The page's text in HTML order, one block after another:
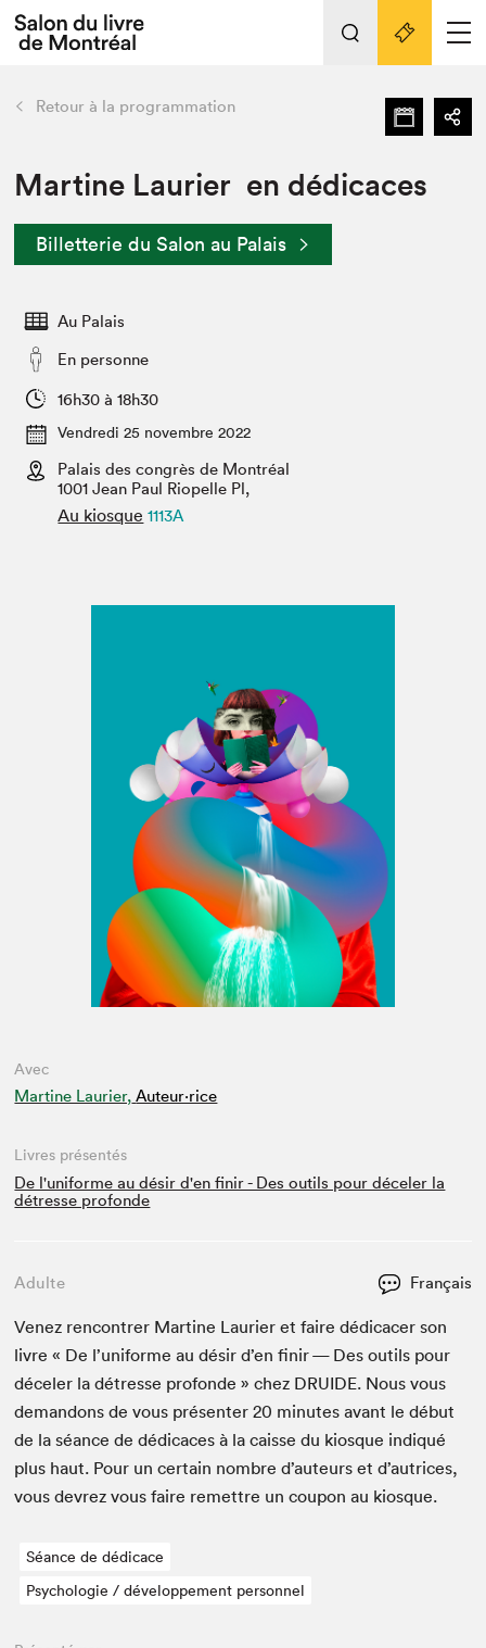
Espace exposant⋅e⋅s
Espace enseignant·e·s
Espace médias
L'événement
Préparer sa visite au Salon
Actualités
SLM PRO
retour Nos activités
Préparer sa visite
Salon dans la ville et en ligne
Projets partenaires
Liens pratiques
Retour à la programmation
Martine Laurier en dédicaces
Billetterie du Salon au Palais
Au Palais
En personne
16h30 à 18h30
Vendredi 25 novembre 2022
Palais des congrès de Montréal
1001 Jean Paul Riopelle Pl,
Au kiosque 1113A
Avec
Martine Laurier, Auteur·rice
Livres présentés
De l'uniforme au désir d'en finir - Des outils pour déceler la
détresse profonde
Adulte Français
Venez ren­con­tr­er Mar­tine Lau­ri­er et faire dédi­cac­er son
livre « De l’u­ni­forme au désir d’en finir — Des out­ils pour
décel­er la détresse pro­fonde » chez DRUIDE. Nous vous
deman­dons de vous présen­ter20 min­utes avant le début
de la séance de dédi­caces à la caisse du kiosque indiqué
plus haut. Pour un cer­tain nom­bre d’auteurs et d’autrices,
vous devrez vous faire remet­tre un coupon au kiosque.
Séance de dédicace
Psychologie / développement personnel